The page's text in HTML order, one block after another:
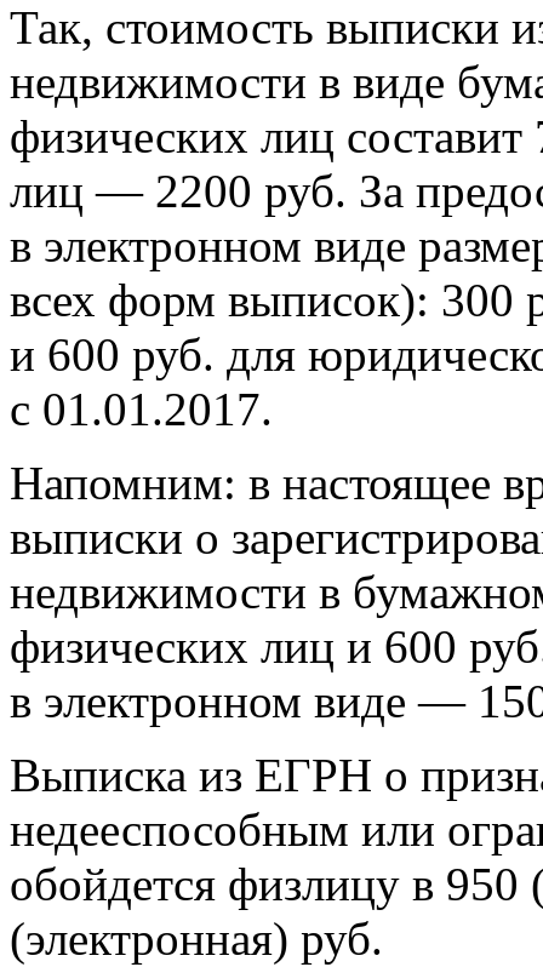
Так, стоимость выписки
недвижимости в виде
физических лиц
лиц — 2200 руб. За
в электронном виде
всех форм выписок): 300
и 600 руб. для
с 01.01.2017.
Напомним: в настоящее
выписки о
недвижимости в
физических лиц и 600
в электронном виде —
Выписка из ЕГРН о
недееспособным или
обойдется физлицу в
(электронная) руб.